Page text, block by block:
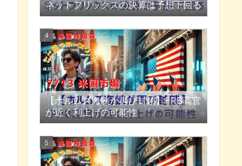
ネットフリックスの決算は予想下回る
【ホルムズ海峡が再び封鎖】FRB高官
が近く利上げの可能性